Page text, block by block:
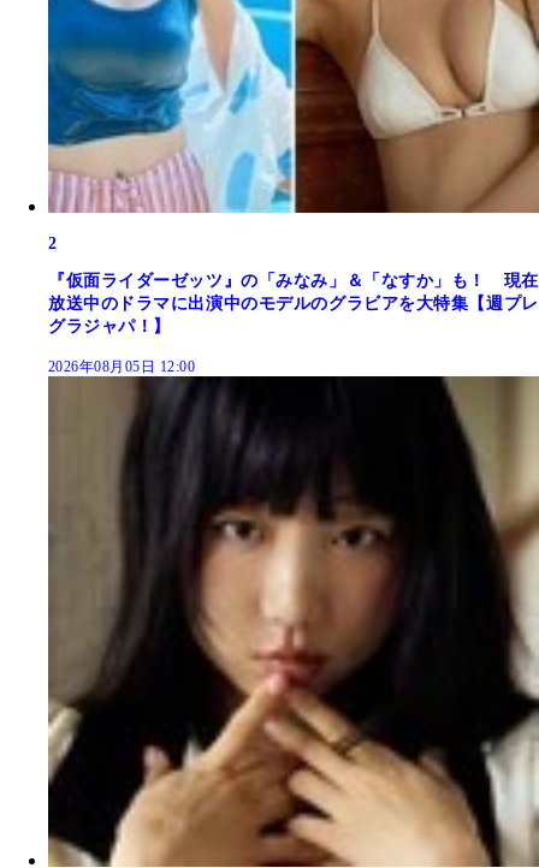
2
『仮面ライダーゼッツ』の「みなみ」＆「なすか」も！ 現在
放送中のドラマに出演中のモデルのグラビアを大特集【週プレ
グラジャパ！】
2026年08月05日 12:00